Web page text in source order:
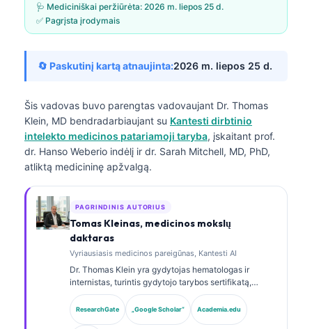
🩺 Mediciniškai peržiūrėta: 2026 m. liepos 25 d.
✅ Pagrįsta įrodymais
🔄 Paskutinį kartą atnaujinta:2026 m. liepos 25 d.
Šis vadovas buvo parengtas vadovaujant Dr. Thomas
Klein, MD bendradarbiaujant su Kantesti dirbtinio
intelekto medicinos patariamoji taryba, įskaitant prof.
dr. Hanso Weberio indėlį ir dr. Sarah Mitchell, MD, PhD,
atliktą medicininę apžvalgą.
PAGRINDINIS AUTORIUS
Tomas Kleinas, medicinos mokslų
daktaras
Vyriausiasis medicinos pareigūnas, Kantesti AI
Dr. Thomas Klein yra gydytojas hematologas ir
internistas, turintis gydytojo tarybos sertifikatą,
daugiau nei 15 metų patirties laboratorinės medicinos
ir AI paremtos klinikinės analizės srityje. Būdamas
vyriausiuoju medicinos pareigūnu (Chief Medical
ResearchGate „Google Scholar“ Academia.edu